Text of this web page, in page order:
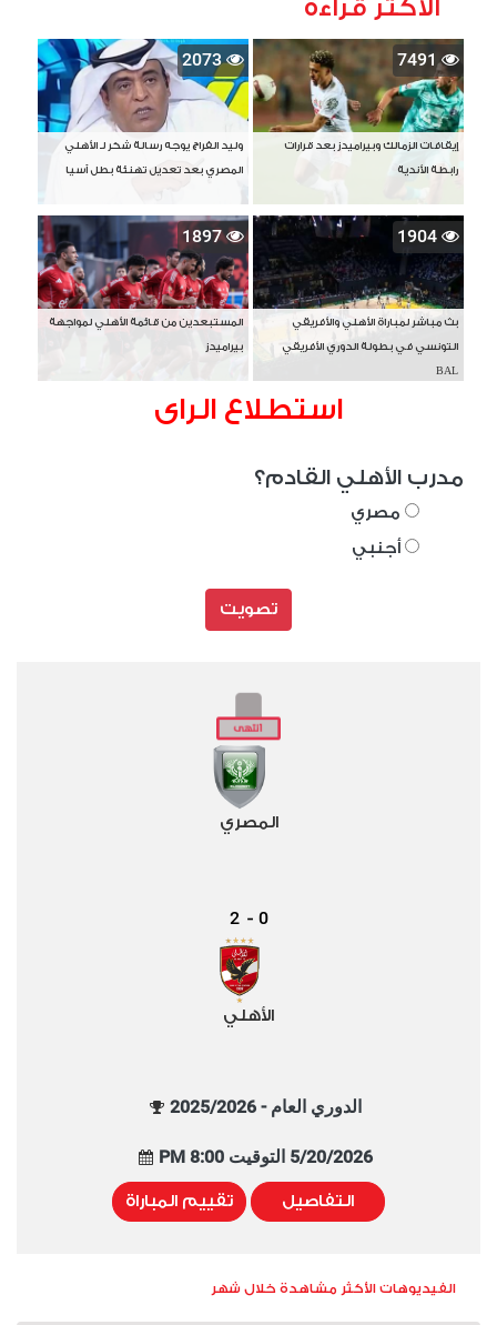
الأكثر قراءة
7491
إيقافات الزمالك وبيراميدز بعد قرارات
رابطة الأندية
2073
وليد الفراج يوجه رسالة شكر لـ الأهلي
المصري بعد تعديل تهنئة بطل آسيا
1904
بث مباشر لمباراة الأهلي والأفريقي
التونسي في بطولة الدوري الأفريقي
BAL
1897
المستبعدين من قائمة الأهلي لمواجهة
بيراميدز
استطلاع الراى
مدرب الأهلي القادم؟
مصري
أجنبي
تصويت
المصري
0
-
2
الأهلي
الدوري العام - 2025/2026
5/20/2026 التوقيت 8:00 PM
التفاصيل تقييم المباراة
الفيديوهات الأكثر مشاهدة خلال شهر